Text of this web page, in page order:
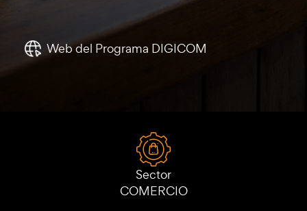
Web del Programa DIGICOM
Sector
COMERCIO